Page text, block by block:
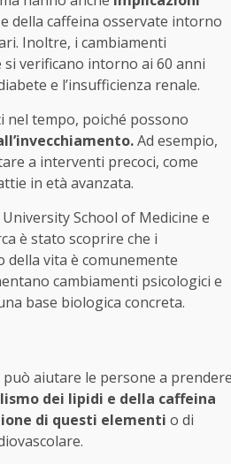
della caffeina osservate intorno
Inoltre, i cambiamenti
verificano intorno ai 60 anni
e l’insufficienza renale.
nel tempo, poiché possono
Ad esempio,
a interventi precoci, come
in età avanzata.
School of Medicine e
è stato scoprire che i
vita è comunemente
cambiamenti psicologici e
base biologica concreta.
aiutare le persone a
dei lipidi e della caffeina
di questi elementi o di